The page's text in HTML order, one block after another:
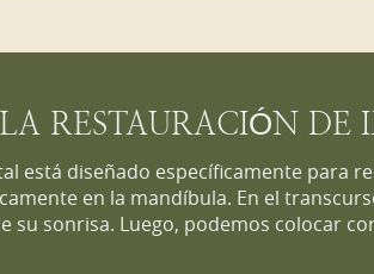
RESTAURACIÓN DE
está diseñado específicamente para
en la mandíbula. En el
su sonrisa. Luego, podemos colocar